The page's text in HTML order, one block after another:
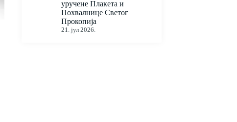
уручене Плакета и
Похвалнице Светог
Прокопија
21. јул 2026.